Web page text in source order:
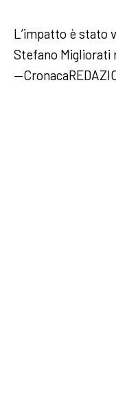
L’impatto è stato
Stefano Migliorati